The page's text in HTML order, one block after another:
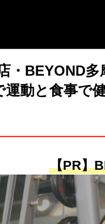
・BEYOND
動と食事で
【PR】